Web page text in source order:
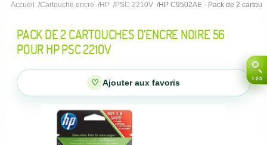
Accueil Cartouche encre HP PSC 2210V HP C9502AE - Pack de 2
PACK DE 2 CARTOUCHES D'ENCRE NOIRE 56
POUR HP PSC 2210V
♡ Ajouter aux favoris